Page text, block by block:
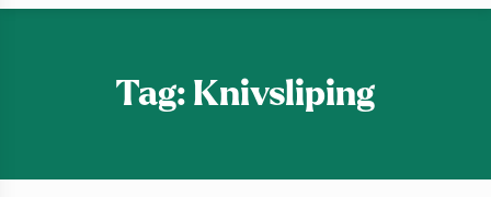
Fiksetips
Forbehold
Tag: Knivsliping